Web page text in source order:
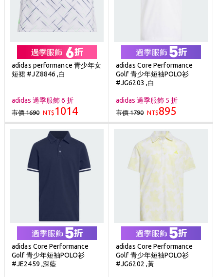
父親節優惠實施中
2026邁達康盃 開始受理報名
防詐騙! 勿信來路不明連結及優惠
歡迎體驗公益店Friends Screen模擬器
刷台新卡滿 $6000 分 3 期 0 利率
Golf Point 會員回饋積點
消費滿 $2000 享免運
adidas performance 青少年女
短裙 #JZ8846 ,白
adidas 過季服飾 6 折
市價 1690 NT$ 1014
adidas Core Performance
Golf 青少年短袖POLO衫
#JG6203 ,白
adidas 過季服飾 5 折
市價 1790 NT$895
adidas Core Performance
Golf 青少年短袖POLO衫
#JE2459 ,深藍
adidas Core Performance
Golf 青少年短袖POLO衫
#JG6202 ,黃